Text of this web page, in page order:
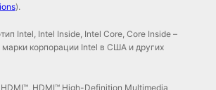
).
Intel, Intel Inside, Intel Core, Core Inside –
марки корпорации Intel в США и других
HDMI™ High-Definition Multimedia